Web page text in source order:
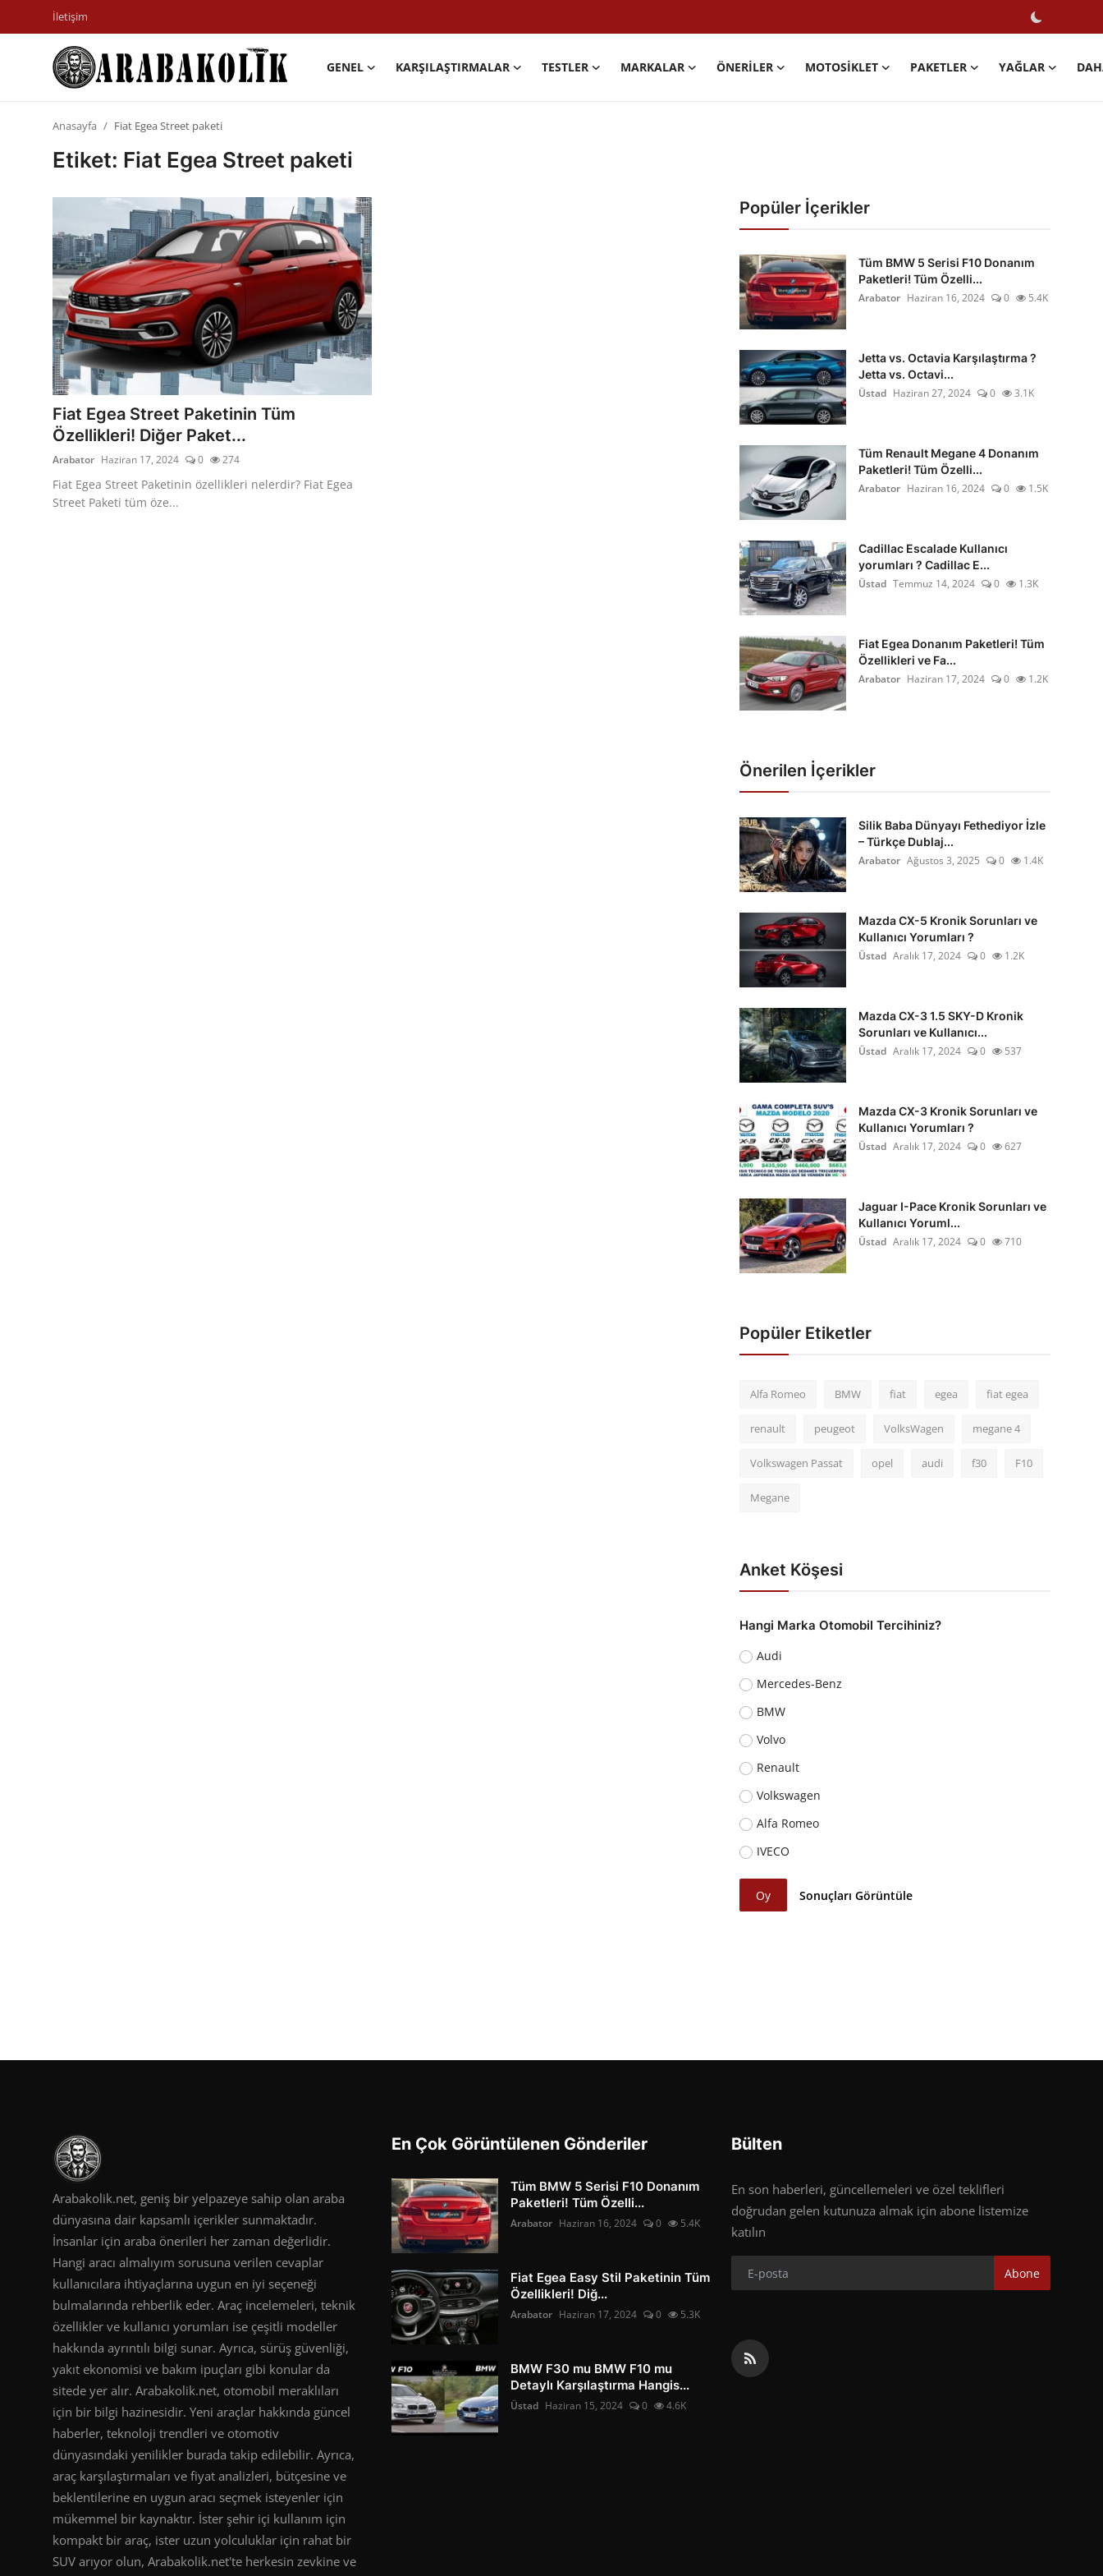
İletişim
GENEL KARŞILAŞTIRMALAR TESTLER MARKALAR ÖNERILER MOTOSIKLET PAKETLER YAĞLAR
Markalar
Motosiklet
Paketler
Oto Bilgi
Anasayfa Fiat Egea Street paketi
Etiket: Fiat Egea Street paketi
Fiat Egea Street Paketinin Tüm
Özellikleri! Diğer Paket...
Arabator Haziran 17, 2024 0 274
Fiat Egea Street Paketinin özellikleri nelerdir? Fiat Egea
Street Paketi tüm öze...
Popüler İçerikler
Tüm BMW 5 Serisi F10 Donanım
Paketleri! Tüm Özelli...
Arabator Haziran 16, 2024 0 5.4K
Jetta vs. Octavia Karşılaştırma ?
Jetta vs. Octavi...
Üstad Haziran 27, 2024 0 3.1K
Tüm Renault Megane 4 Donanım
Paketleri! Tüm Özelli...
Arabator Haziran 16, 2024 0 1.5K
Cadillac Escalade Kullanıcı
yorumları ? Cadillac E...
Üstad Temmuz 14, 2024 0 1.3K
Fiat Egea Donanım Paketleri! Tüm
Özellikleri ve Fa...
Arabator Haziran 17, 2024 0 1.2K
Önerilen İçerikler
Silik Baba Dünyayı Fethediyor İzle
– Türkçe Dublaj...
Arabator Ağustos 3, 2025 0 1.4K
Mazda CX-5 Kronik Sorunları ve
Kullanıcı Yorumları ?
Üstad Aralık 17, 2024 0 1.2K
Mazda CX-3 1.5 SKY-D Kronik
Sorunları ve Kullanıcı...
Üstad Aralık 17, 2024 0 537
Mazda CX-3 Kronik Sorunları ve
Kullanıcı Yorumları ?
Üstad Aralık 17, 2024 0 627
Jaguar I-Pace Kronik Sorunları ve
Kullanıcı Yoruml...
Üstad Aralık 17, 2024 0 710
Popüler Etiketler
Alfa Romeo BMW fiat egea fiat egea
renault peugeot VolksWagen megane 4
Volkswagen Passat opel audi f30 F10
Megane
Anket Köşesi
Hangi Marka Otomobil Tercihiniz?
Audi
Mercedes-Benz
BMW
Volvo
Renault
Volkswagen
Alfa Romeo
IVECO
Oy Sonuçları Görüntüle
Arabakolik.net, geniş bir yelpazeye sahip olan araba
dünyasına dair kapsamlı içerikler sunmaktadır.
İnsanlar için araba önerileri her zaman değerlidir.
Hangi aracı almalıyım sorusuna verilen cevaplar
kullanıcılara ihtiyaçlarına uygun en iyi seçeneği
bulmalarında rehberlik eder. Araç incelemeleri, teknik
özellikler ve kullanıcı yorumları ise çeşitli modeller
hakkında ayrıntılı bilgi sunar. Ayrıca, sürüş güvenliği,
yakıt ekonomisi ve bakım ipuçları gibi konular da
sitede yer alır. Arabakolik.net, otomobil meraklıları
için bir bilgi hazinesidir. Yeni araçlar hakkında güncel
haberler, teknoloji trendleri ve otomotiv
dünyasındaki yenilikler burada takip edilebilir. Ayrıca,
araç karşılaştırmaları ve fiyat analizleri, bütçesine ve
beklentilerine en uygun aracı seçmek isteyenler için
mükemmel bir kaynaktır. İster şehir içi kullanım için
kompakt bir araç, ister uzun yolculuklar için rahat bir
SUV arıyor olun, Arabakolik.net'te herkesin zevkine ve
En Çok Görüntülenen Gönderiler
Tüm BMW 5 Serisi F10 Donanım
Paketleri! Tüm Özelli...
Arabator Haziran 16, 2024 0 5.4K
Fiat Egea Easy Stil Paketinin Tüm
Özellikleri! Diğ...
Arabator Haziran 17, 2024 0 5.3K
BMW F30 mu BMW F10 mu
Detaylı Karşılaştırma Hangis...
Üstad Haziran 15, 2024 0 4.6K
Bülten
En son haberleri, güncellemeleri ve özel teklifleri
doğrudan gelen kutunuza almak için abone listemize
katılın
Abone